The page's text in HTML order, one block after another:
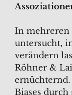
In mehreren
untersucht,
verändern
Röhner &
Biases